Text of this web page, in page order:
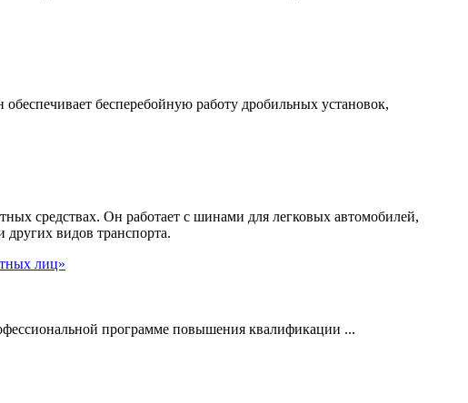
бесперебойную работу дробильных установок,
средствах. Он работает с шинами для легковых автомобилей,
других видов транспорта.
лиц»
программе повышения квалификации ...